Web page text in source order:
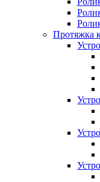
Протяжка